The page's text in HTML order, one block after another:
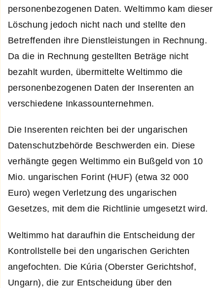
personenbezogenen Daten. Weltimmo kam dieser
Löschung jedoch nicht nach und stellte den
Betreffenden ihre Dienstleistungen in Rechnung.
Da die in Rechnung gestellten Beträge nicht
bezahlt wurden, übermittelte Weltimmo die
personenbezogenen Daten der Inserenten an
verschiedene Inkassounternehmen.
Die Inserenten reichten bei der ungarischen
Datenschutzbehörde Beschwerden ein. Diese
verhängte gegen Weltimmo ein Bußgeld von 10
Mio. ungarischen Forint (HUF) (etwa 32 000
Euro) wegen Verletzung des ungarischen
Gesetzes, mit dem die Richtlinie umgesetzt wird.
Weltimmo hat daraufhin die Entscheidung der
Kontrollstelle bei den ungarischen Gerichten
angefochten. Die Kúria (Oberster Gerichtshof,
Ungarn), die zur Entscheidung über den